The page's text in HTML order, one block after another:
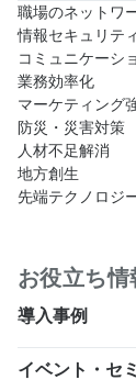
職場のネットワ
情報セキュリテ
コミュニケーシ
業務効率化
マーケティング
防災・災害対策
人材不足解消
地方創生
先端テクノロジ
お役立ち情
導入事例
イベント・セ